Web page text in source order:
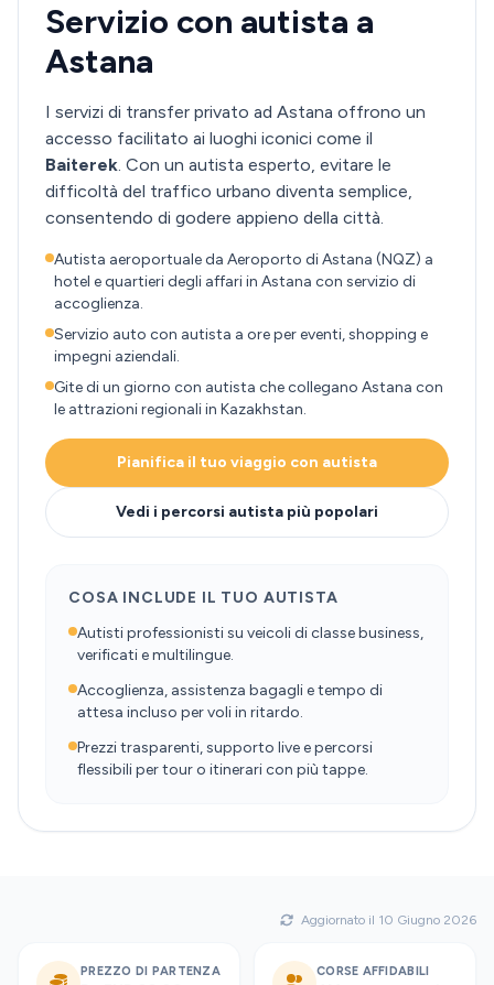
Servizio con autista a
Astana
I servizi di transfer privato ad Astana offrono un
accesso facilitato ai luoghi iconici come il
Baiterek. Con un autista esperto, evitare le
difficoltà del traffico urbano diventa semplice,
consentendo di godere appieno della città.
Autista aeroportuale da Aeroporto di Astana (NQZ) a
hotel e quartieri degli affari in Astana con servizio di
accoglienza.
Servizio auto con autista a ore per eventi, shopping e
impegni aziendali.
Gite di un giorno con autista che collegano Astana con
le attrazioni regionali in Kazakhstan.
Pianifica il tuo viaggio con autista
Vedi i percorsi autista più popolari
COSA INCLUDE IL TUO AUTISTA
Autisti professionisti su veicoli di classe business,
verificati e multilingue.
Accoglienza, assistenza bagagli e tempo di
attesa incluso per voli in ritardo.
Prezzi trasparenti, supporto live e percorsi
flessibili per tour o itinerari con più tappe.
Aggiornato il 10 Giugno 2026
PREZZO DI PARTENZA CORSE AFFIDABILI